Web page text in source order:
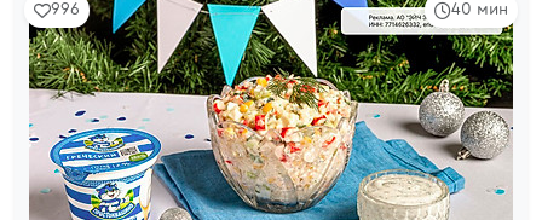
40 мин
996